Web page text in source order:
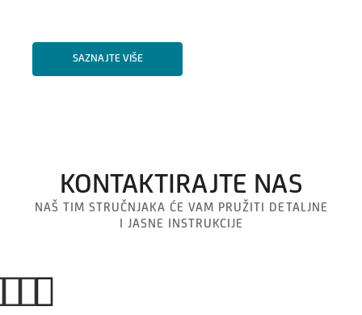
SAZNAJTE VIŠE
KONTAKTIRAJTE NAS
NAŠ TIM STRUČNJAKA ĆE VAM PRUŽITI DETALJNE
I JASNE INSTRUKCIJE